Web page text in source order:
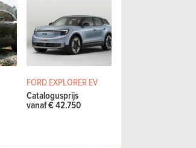
FORD EXPLORER EV
Catalogusprijs
vanaf € 42.750